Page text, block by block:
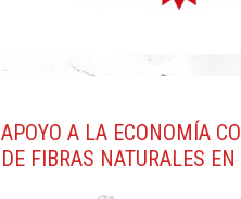
APOYO A LA ECONOMÍA
DE FIBRAS NATURALES